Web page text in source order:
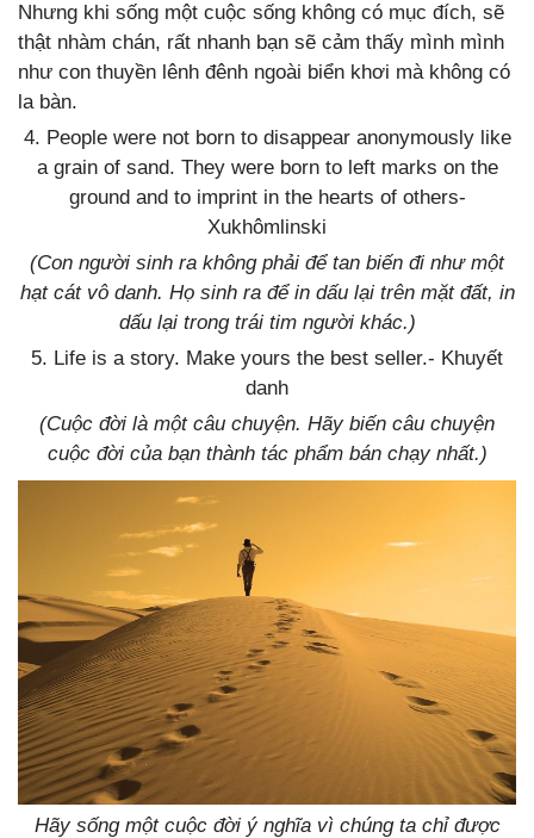
Nhưng khi sống một cuộc sống không có mục đích, sẽ
thật nhàm chán, rất nhanh bạn sẽ cảm thấy mình mình
như con thuyền lênh đênh ngoài biển khơi mà không có
la bàn.
4. People were not born to disappear anonymously like
a grain of sand. They were born to left marks on the
ground and to imprint in the hearts of others-
Xukhômlinski
(Con người sinh ra không phải để tan biến đi như một
hạt cát vô danh. Họ sinh ra để in dấu lại trên mặt đất, in
dấu lại trong trái tim người khác.)
5. Life is a story. Make yours the best seller.- Khuyết
danh
(Cuộc đời là một câu chuyện. Hãy biến câu chuyện
cuộc đời của bạn thành tác phẩm bán chạy nhất.)
Hãy sống một cuộc đời ý nghĩa vì chúng ta chỉ được